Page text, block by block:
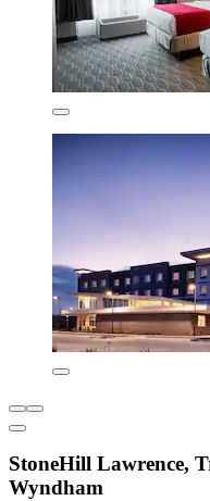
StoneHill Lawrence,
Wyndham